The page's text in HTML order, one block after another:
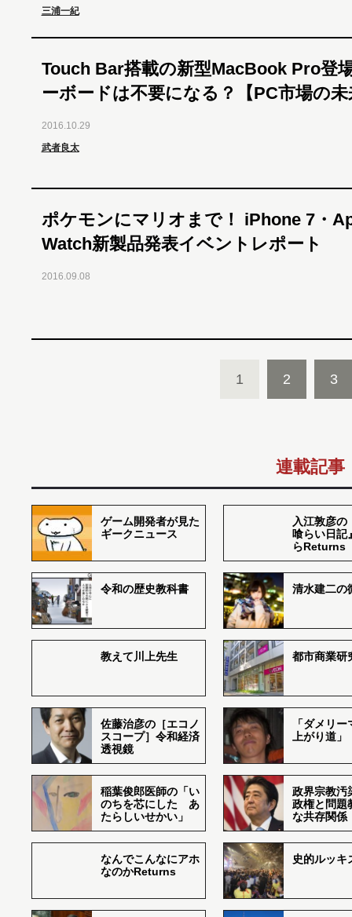
三浦一紀
Touch Bar搭載の新型MacBook Pro登
ーボードは不要になる？【PC市場の未
2016.10.29
武者良太
ポケモンにマリオまで！ iPhone 7・
Watch新製品発表イベントレポート
2016.09.08
1 2 3
連載記事
ゲーム開発者が見た
ギークニュース
入江敦彦の
喰らい日記
らReturns
令和の歴史教科書 清水建二の
教えて川上先生 都市商業研
佐藤治彦の［エコノ
スコープ］令和経済
透視鏡
「ダメリ
上がり道」
稲葉俊郎医師の「い
のちを芯にした あ
たらしいせかい」
政界宗教汚
政権と問題
な共存関係
なんでこんなにアホ
なのかReturns
史的ルッキ